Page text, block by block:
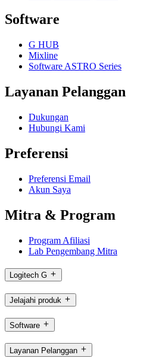
Software
G HUB
Mixline
Software ASTRO Series
Layanan Pelanggan
Dukungan
Hubungi Kami
Preferensi
Preferensi Email
Akun Saya
Mitra & Program
Program Afiliasi
Lab Pengembang Mitra
Logitech G
Jelajahi produk
Software
Layanan Pelanggan